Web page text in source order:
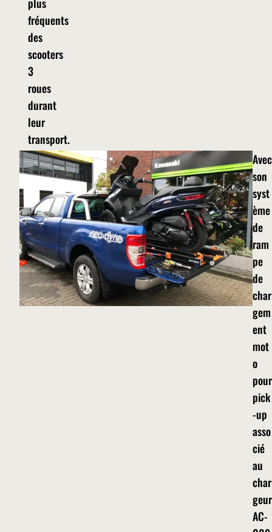
fréquents
des
scooters
3
roues
durant
leur
transport.
Avec
son
syst
ème
de
ram
pe
de
char
gem
ent
mot
o
pour
pick
-up
asso
cié
au
char
geur
AC-